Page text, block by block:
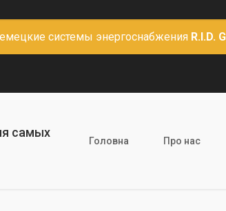
системы энергоснабжения R.I.D.
самых
Головна Про нас